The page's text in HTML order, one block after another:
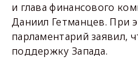
и глава финансового
Даниил Гетманцев. При
парламентарий заявил,
поддержку Запада.